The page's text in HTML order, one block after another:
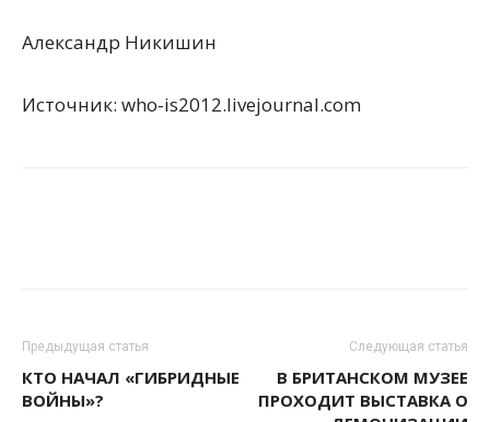
Александр Никишин
Источник: who-is2012.livejournal.com
Предыдущая статья
КТО НАЧАЛ «ГИБРИДНЫЕ
ВОЙНЫ»?
Следующая статья
В БРИТАНСКОМ МУЗЕЕ
ПРОХОДИТ ВЫСТАВКА О